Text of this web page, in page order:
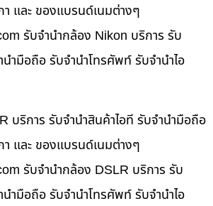
และ ของแบรนด์เนมต่างๆ
รับจำนำกล้อง Nikon บริการ รับ
นำมือถือ รับจำนำโทรศัพท์ รับจำนำไอ
บริการ รับจำนำสินค้าไอที รับจำนำมือถือ
และ ของแบรนด์เนมต่างๆ
รับจำนำกล้อง DSLR บริการ รับ
นำมือถือ รับจำนำโทรศัพท์ รับจำนำไอ